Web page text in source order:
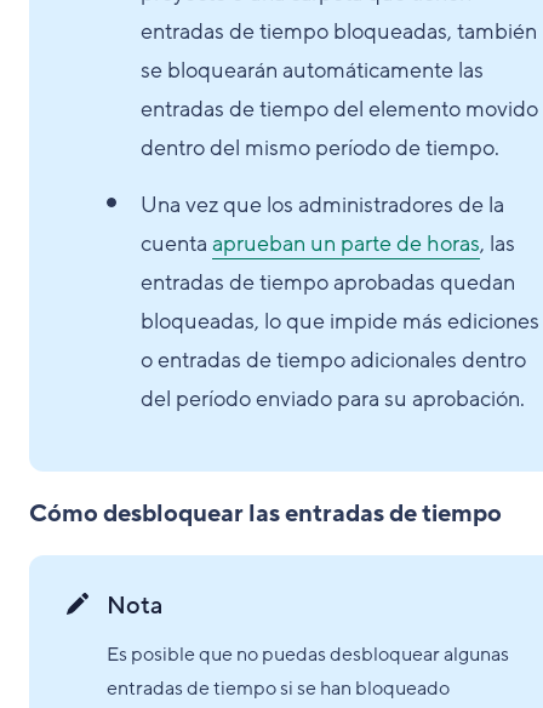
entradas de tiempo bloqueadas, también
se bloquearán automáticamente las
entradas de tiempo del elemento movido
dentro del mismo período de tiempo.
Una vez que los administradores de la
cuenta aprueban un parte de horas, las
entradas de tiempo aprobadas quedan
bloqueadas, lo que impide más ediciones
o entradas de tiempo adicionales dentro
del período enviado para su aprobación.
Cómo desbloquear las entradas de tiempo
Nota
Es posible que no puedas desbloquear algunas
entradas de tiempo si se han bloqueado